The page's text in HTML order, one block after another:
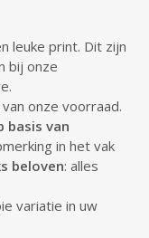
leuke print. Dit zijn
bij onze
onze voorraad.
basis van
in het vak
beloven: alles
variatie in uw